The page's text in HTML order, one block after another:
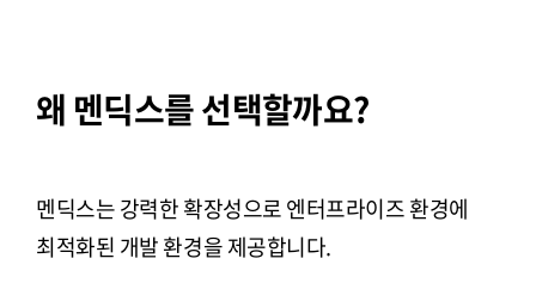
왜 멘딕스를 선택할까요?
멘딕스는 강력한 확장성으로 엔터프라이즈 환경에
최적화된 개발 환경을 제공합니다.